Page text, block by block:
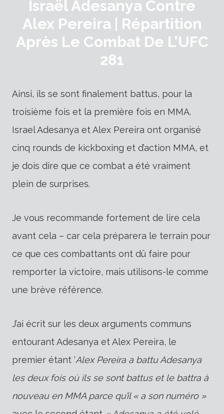
Israël Adesanya Contre
Alex Pereira | Répartition
Après Le Combat De L’UFC
281
Ainsi, ils se sont finalement battus, pour la
troisième fois et la première fois en MMA.
Israel Adesanya et Alex Pereira ont organisé
cinq rounds de kickboxing et d’action MMA, et
je dois dire que ce combat a été vraiment
plein de surprises.
Je vous recommande fortement de lire cela
avant cela – car cela préparera le terrain pour
ce que ces combattants ont dû faire pour
remporter la victoire, mais utilisons-le comme
une brève référence.
J’ai écrit sur les deux arguments communs
entourant Adesanya et Alex Pereira, le
premier étant ‘Alex Pereira a battu Adesanya
les deux fois où ils se sont battus et le battra à
nouveau en MMA parce qu’il « a son numéro »